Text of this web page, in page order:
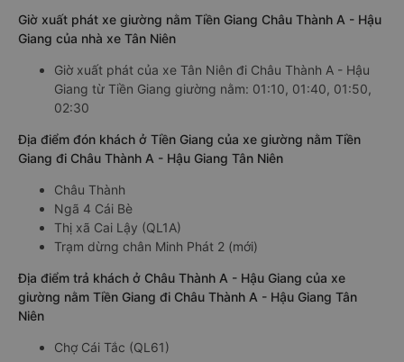
Giờ xuất phát xe giường nằm Tiền Giang Châu Thành A - Hậu
Giang của nhà xe Tân Niên
Giờ xuất phát của xe Tân Niên đi Châu Thành A - Hậu
Giang từ Tiền Giang giường nằm: 01:10, 01:40, 01:50,
02:30
Địa điểm đón khách ở Tiền Giang của xe giường nằm Tiền
Giang đi Châu Thành A - Hậu Giang Tân Niên
Châu Thành
Ngã 4 Cái Bè
Thị xã Cai Lậy (QL1A)
Trạm dừng chân Minh Phát 2 (mới)
Địa điểm trả khách ở Châu Thành A - Hậu Giang của xe
giường nằm Tiền Giang đi Châu Thành A - Hậu Giang Tân
Niên
Chợ Cái Tắc (QL61)